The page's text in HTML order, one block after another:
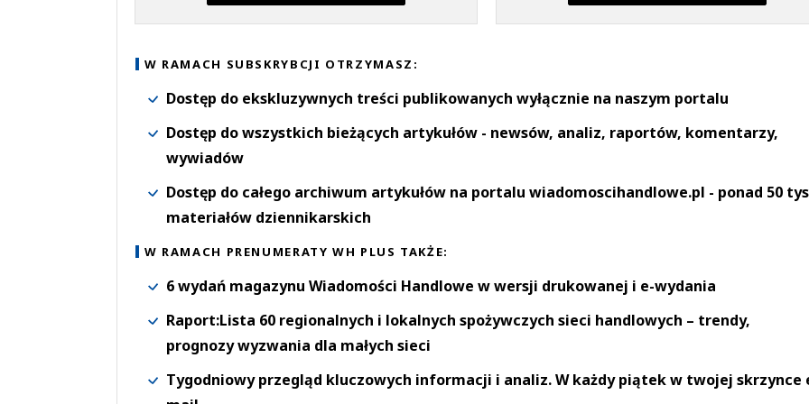
W RAMACH SUBSKRYBCJI OTRZYMASZ:
Dostęp do ekskluzywnych treści publikowanych wyłącznie na naszym portalu
Dostęp do wszystkich bieżących artykułów - newsów, analiz, raportów, komentarzy,
wywiadów
Dostęp do całego archiwum artykułów na portalu wiadomoscihandlowe.pl - ponad 50
materiałów dziennikarskich
W RAMACH PRENUMERATY WH PLUS TAKŻE:
6 wydań magazynu Wiadomości Handlowe w wersji drukowanej i e-wydania
Raport:Lista 60 regionalnych i lokalnych spożywczych sieci handlowych – trendy,
prognozy wyzwania dla małych sieci
Tygodniowy przegląd kluczowych informacji i analiz. W każdy piątek w twojej skrzynce